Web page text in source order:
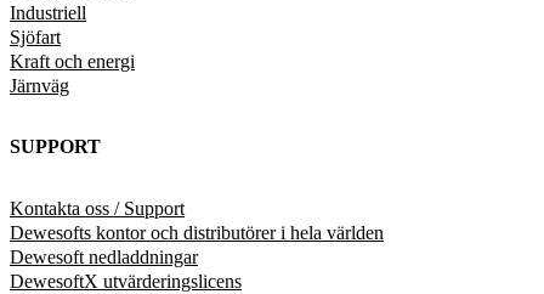
Industriell
Sjöfart
Kraft och energi
Järnväg
SUPPORT
Kontakta oss / Support
Dewesofts kontor och distributörer i hela världen
Dewesoft nedladdningar
DewesoftX utvärderingslicens